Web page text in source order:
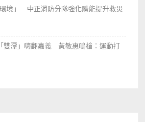
環境」 中正消防分隊強化體能提升救災
雙潭」嗨翻嘉義 黃敏惠鳴槍：運動打